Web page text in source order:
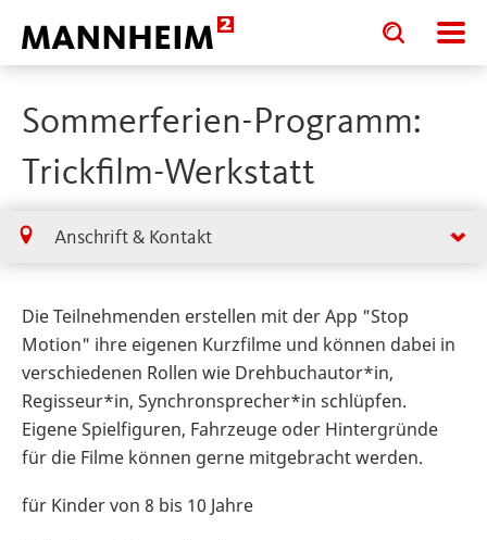
Toggle
search
input
Toggle
search
input
Sommerferien-Programm:
Trickfilm-Werkstatt
Anschrift & Kontakt
Die Teilnehmenden erstellen mit der App "Stop
Motion" ihre eigenen Kurzfilme und können dabei in
verschiedenen Rollen wie Drehbuchautor*in,
Regisseur*in, Synchronsprecher*in schlüpfen.
Eigene Spielfiguren, Fahrzeuge oder Hintergründe
für die Filme können gerne mitgebracht werden.
für Kinder von 8 bis 10 Jahre